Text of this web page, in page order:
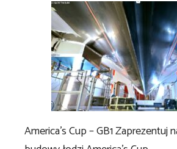
America’s Cup – GB1 Zaprezentuj